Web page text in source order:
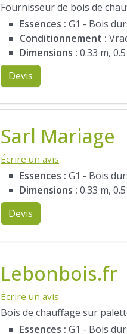
Fournisseur de bois de
Essences : G1 - Bois
Conditionnement :
Dimensions : 0.33 m,
Devis
Sarl Mariage
Écrire un avis
Essences : G1 - Bois
Dimensions : 0.33 m,
Devis
Lebonbois.fr
Écrire un avis
Bois de chauffage sur
Essences : G1 - Bois